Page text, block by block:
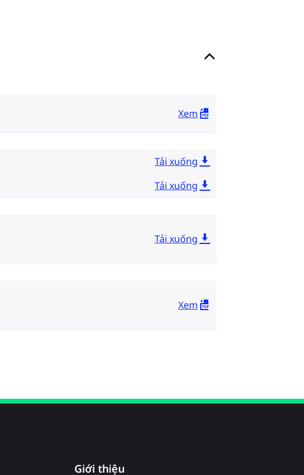
Xem
Tải xuống
Tải xuống
Tải xuống
Xem
Giới thiệu